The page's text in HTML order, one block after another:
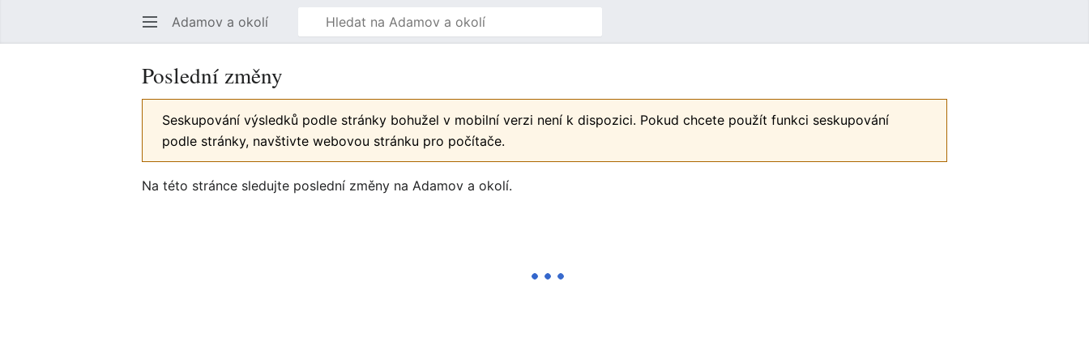
Adamov a okolí
Poslední změny
Seskupování výsledků podle stránky bohužel v mobilní verzi není k dispozici. Pokud chcete použít funkci seskupování
podle stránky, navštivte webovou stránku pro počítače.
Na této stránce sledujte poslední změny na Adamov a okolí.